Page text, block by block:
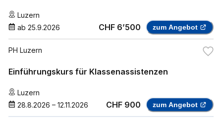
Luzern
ab 25.9.2026 CHF 6’500 zum Angebot
PH Luzern
Einführungskurs für Klassenassistenzen
Luzern
28.8.2026 – 12.11.2026 CHF 900 zum Angebot